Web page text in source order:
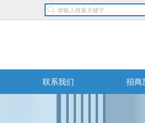
联系我们 招商